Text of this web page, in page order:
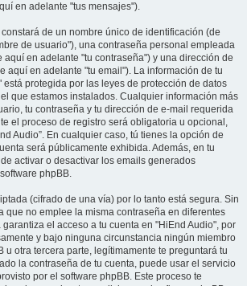
en adelante "tus mensajes").
de un nombre único de identificación (de
de usuario"), una contraseña personal empleada
en adelante "tu contraseña") y una dirección de
aquí en adelante "tu email"). La información de tu
está protegida por las leyes de protección de datos
que estamos instalados. Cualquier información más
tu contraseña y tu dirección de e-mail requerida
el proceso de registro será obligatoria u opcional,
Audio”. En cualquier caso, tú tienes la opción de
será públicamente exhibida. Además, en tu
activar o desactivar los emails generados
phpBB.
(cifrado de una vía) por lo tanto está segura. Sin
que no emplee la misma contraseña en diferentes
el acceso a tu cuenta en "HiEnd Audio", por
y bajo ninguna circunstancia ningún miembro
u otra tercera parte, legítimamente te preguntará tu
la contraseña de tu cuenta, puede usar el servicio
por el software phpBB. Este proceso te